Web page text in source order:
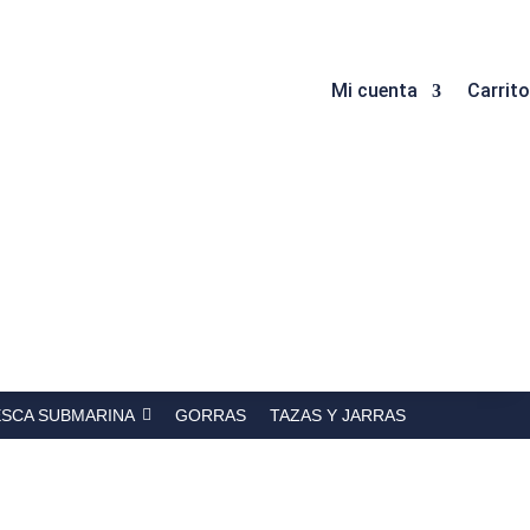
Mi cuenta Carrito
SUBMARINA GORRAS TAZAS Y JARRAS